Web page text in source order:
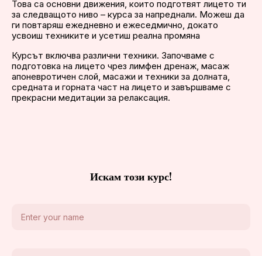
Това са основни движения, които подготвят лицето ти
за следващото ниво – курса за напреднали. Можеш да
ги повтаряш ежедневно и ежеседмично, докато
усвоиш техниките и усетиш реална промяна
Курсът включва различни техники. Започваме с
подготовка на лицето чрез лимфен дренаж, масаж
апоневротичен слой, масажи и техники за долната,
средната и горната част на лицето и завършваме с
прекрасни медитации за релаксация.
Искам този курс!